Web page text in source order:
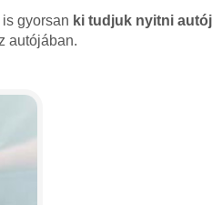
gyorsan ki tudjuk nyitni
autójában.